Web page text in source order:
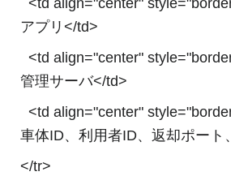
アプリ</td>
<td align="center"
管理サーバ</td>
<td align="center"
車体ID、利用者ID、返却ポート
</tr>